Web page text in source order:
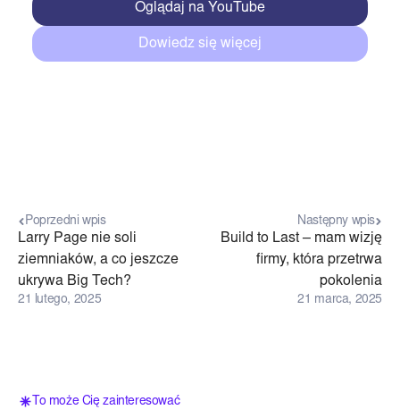
Oglądaj na YouTube
Dowiedz się więcej
Poprzedni wpis
Larry Page nie soli
ziemniaków, a co jeszcze
ukrywa Big Tech?
21 lutego, 2025
Następny wpis
Build to Last – mam wizję
firmy, która przetrwa
pokolenia
21 marca, 2025
To może Cię zainteresować